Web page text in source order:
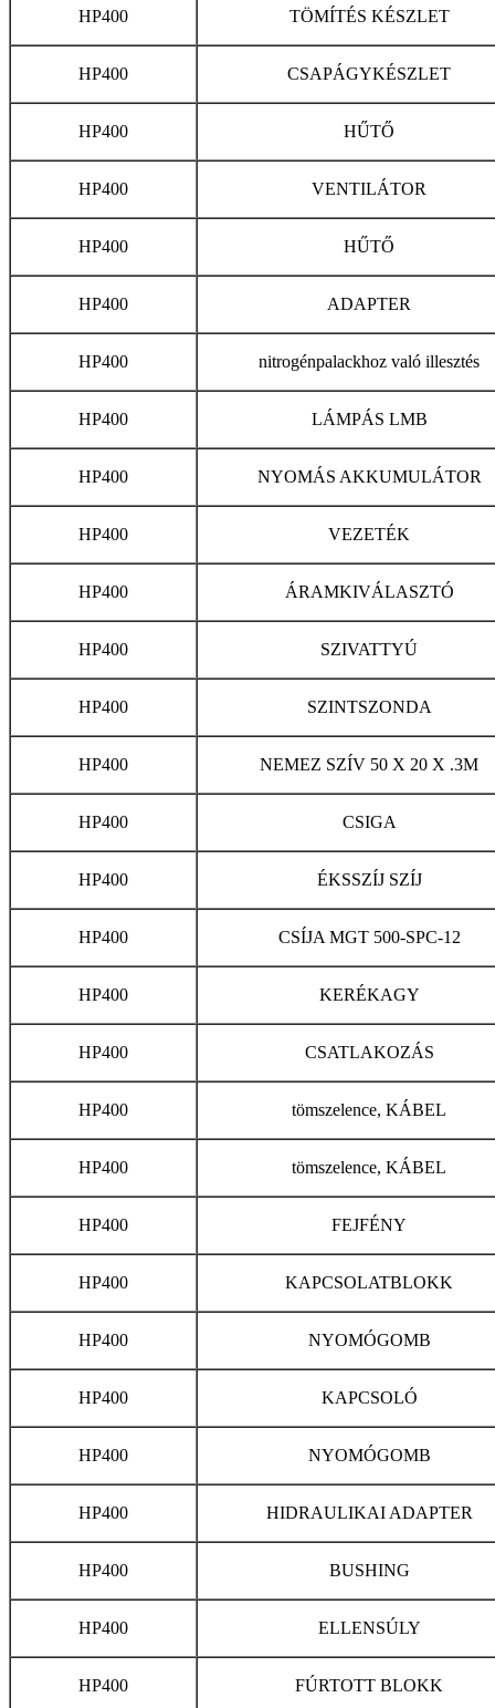
HP400 TÖMÍTÉS KÉSZLET
HP400 CSAPÁGYKÉSZLET
HP400 HŰTŐ
HP400 VENTILÁTOR
HP400 HŰTŐ
HP400 ADAPTER
HP400 nitrogénpalackhoz való illesztés
HP400 LÁMPÁS LMB
HP400 NYOMÁS AKKUMULÁTOR
HP400 VEZETÉK
HP400 ÁRAMKIVÁLASZTÓ
HP400 SZIVATTYÚ
HP400 SZINTSZONDA
HP400 NEMEZ SZÍV 50 X 20 X .3M
HP400 CSIGA
HP400 ÉKSSZÍJ SZÍJ
HP400 CSÍJA MGT 500-SPC-12
HP400 KERÉKAGY
HP400 CSATLAKOZÁS
HP400 tömszelence, KÁBEL
HP400 tömszelence, KÁBEL
HP400 FEJFÉNY
HP400 KAPCSOLATBLOKK
HP400 NYOMÓGOMB
HP400 KAPCSOLÓ
HP400 NYOMÓGOMB
HP400 HIDRAULIKAI ADAPTER
HP400 BUSHING
HP400 ELLENSÚLY
HP400 FÚRTOTT BLOKK